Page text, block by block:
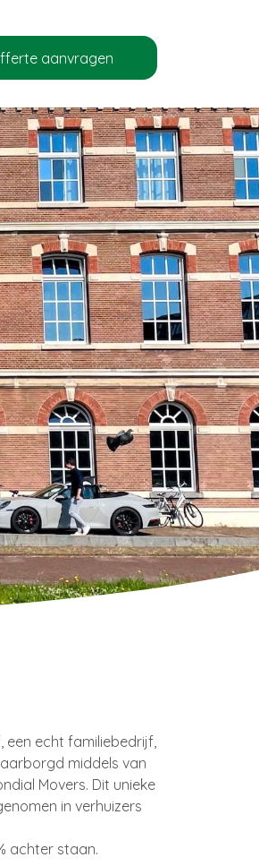
aanvragen
een echt familiebedrijf,
middels van
Movers. Dit unieke
in verhuizers
achter staan.